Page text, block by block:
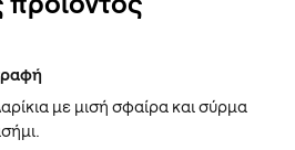
με μισή σφαίρα και σύρμα